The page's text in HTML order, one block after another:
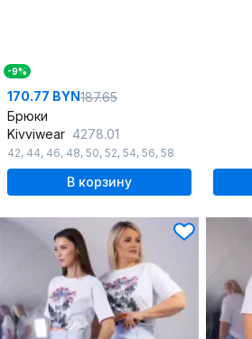
-9%
170.77 BYN187.65
Брюки
Kivviwear 4278.01
42, 44, 46, 48, 50, 52, 54, 56, 58
В корзину